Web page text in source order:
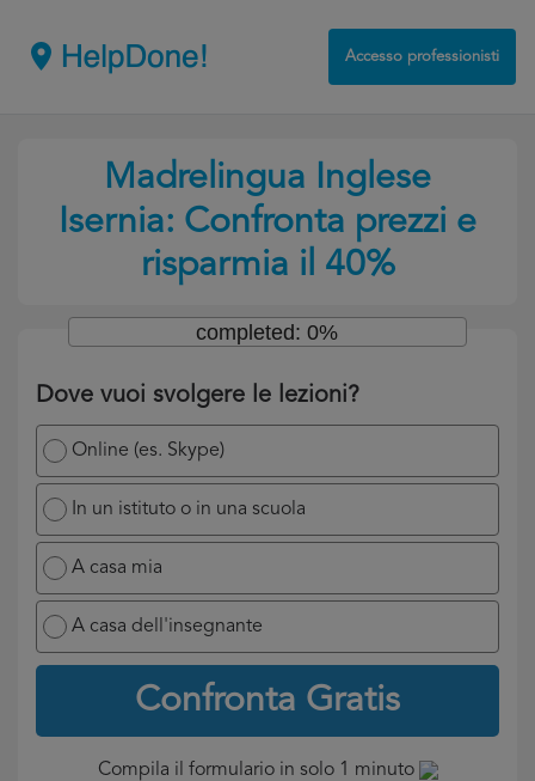
Accesso professionisti
Madrelingua Inglese
Isernia: Confronta prezzi e
risparmia il 40%
Dove vuoi svolgere le lezioni?
Online (es. Skype)
In un istituto o in una scuola
A casa mia
A casa dell'insegnante
Confronta Gratis
completed: 0%
Compila il formulario in solo 1 minuto